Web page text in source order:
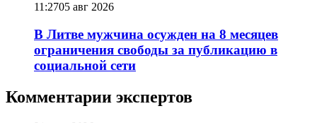
11:2705 авг 2026
В Литве мужчина осужден на 8 месяцев
ограничения свободы за публикацию в
социальной сети
Комментарии экспертов